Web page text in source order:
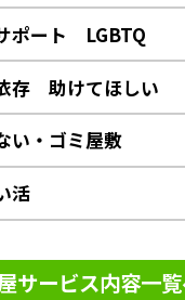
ポート LGBTQ
存 助けてほしい
い・ゴミ屋敷
活
サービス内容一